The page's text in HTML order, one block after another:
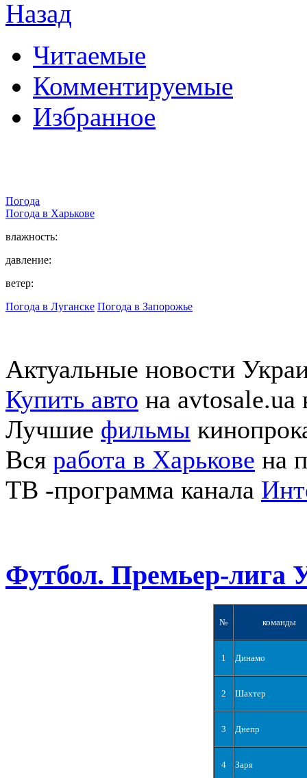
Назад
Читаемые
Комментируемые
Избранное
Погода
Погода в Харькове
влажность:
давление:
ветер:
Погода в Луганске Погода в Запорожье
Актуальные новости
Купить авто на avtosale.ua
Лучшие фильмы
Вся работа в Харькове на
ТВ -программа канала
Футбол. Премьер-лига
№ команды
1 Динамо
2 Шахтер
3 Днепр
4 Заря